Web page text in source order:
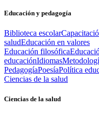
Educación y pedagogía
Biblioteca escolar
saludEducación en valores
Educación filosófica
educaciónIdiomas
PedagogíaPoesíaPolítica
Ciencias de la salud
Ciencias de la salud